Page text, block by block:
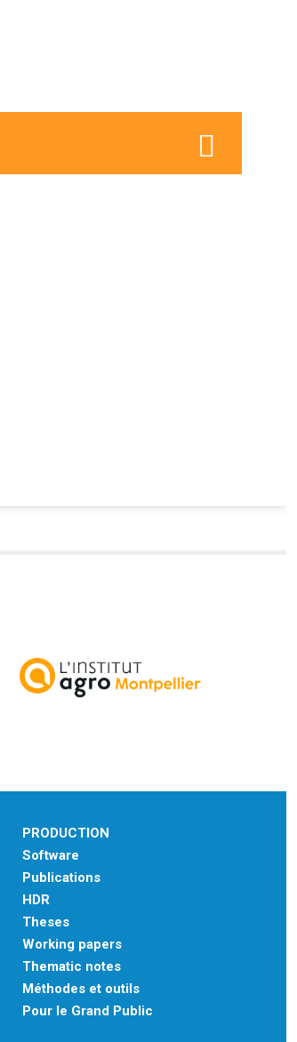
PRODUCTION
Software
Publications
HDR
Theses
Working papers
Thematic notes
Méthodes et outils
Pour le Grand Public